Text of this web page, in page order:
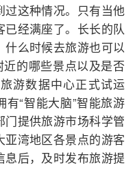
这种情况。只有当他
经满座了。长长的队
么时候去旅游也可以
近的哪些景点以及是否
游数据中心正式试运
“智能大脑”智能旅游
提供旅游市场科学管
湾地区各景点的游客
后，及时发布旅游提